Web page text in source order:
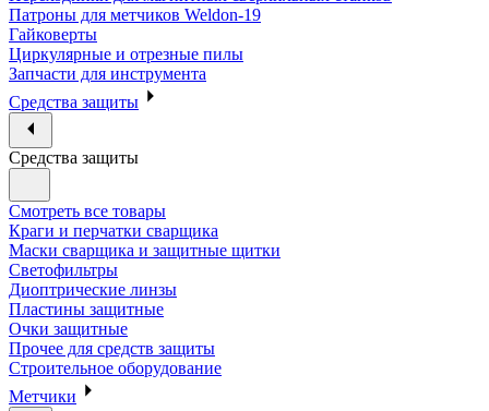
Патроны для метчиков Weldon-19
Гайковерты
Циркулярные и отрезные пилы
Запчасти для инструмента
Средства защиты
Средства защиты
Смотреть все товары
Краги и перчатки сварщика
Маски сварщика и защитные щитки
Светофильтры
Диоптрические линзы
Пластины защитные
Очки защитные
Прочее для средств защиты
Строительное оборудование
Метчики